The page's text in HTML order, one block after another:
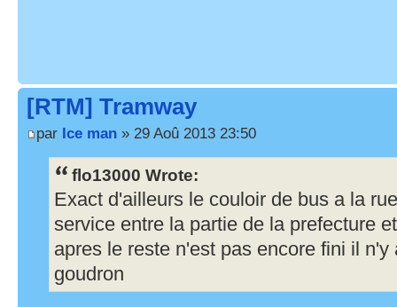
[RTM] Tramway
par Ice man » 29 Aoû 2013 23:50
flo13000 Wrote:
Exact d'ailleurs le couloir de bus a la
service entre la partie de la prefecture
apres le reste n'est pas encore fini il
goudron